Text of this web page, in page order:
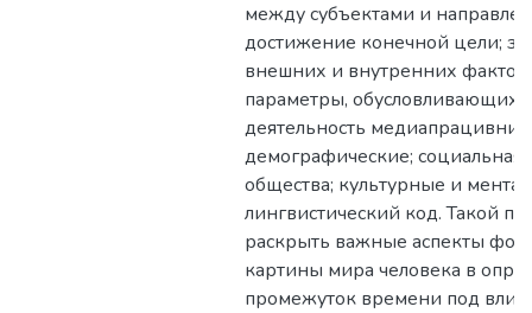
между субъектами и
достижение конечной цели;
внешних и внутренних
параметры,
деятельность
демографические; социальная
общества; культурные и
лингвистический код. Такой
раскрыть важные аспекты
картины мира человека в
промежуток времени под